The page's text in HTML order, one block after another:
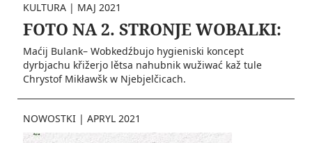
KULTURA | MAJ 2021
FOTO NA 2. STRONJE WOBALKI:
Maćij Bulank– Wobkedźbujo hygieniski koncept
dyrbjachu křižerjo lětsa nahubnik wužiwać kaž tule
Chrystof Mikławšk w Njebjelčicach.
NOWOSTKI | APRYL 2021